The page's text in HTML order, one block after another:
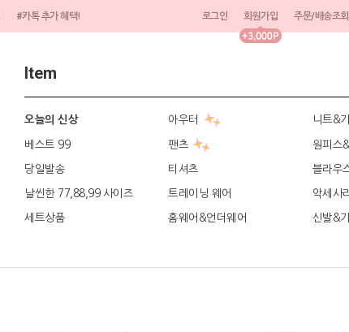
#카톡 추가 혜택! 로그인 회원가입 주문/배송조회
Item
오늘의 신상 아우터 니트&
베스트 99 팬츠 원피스
당일발송 티셔츠 블라우
날씬한 77,88,99 사이즈 트레이닝 웨어 악세사
세트상품 홈웨어&언더웨어 신발&